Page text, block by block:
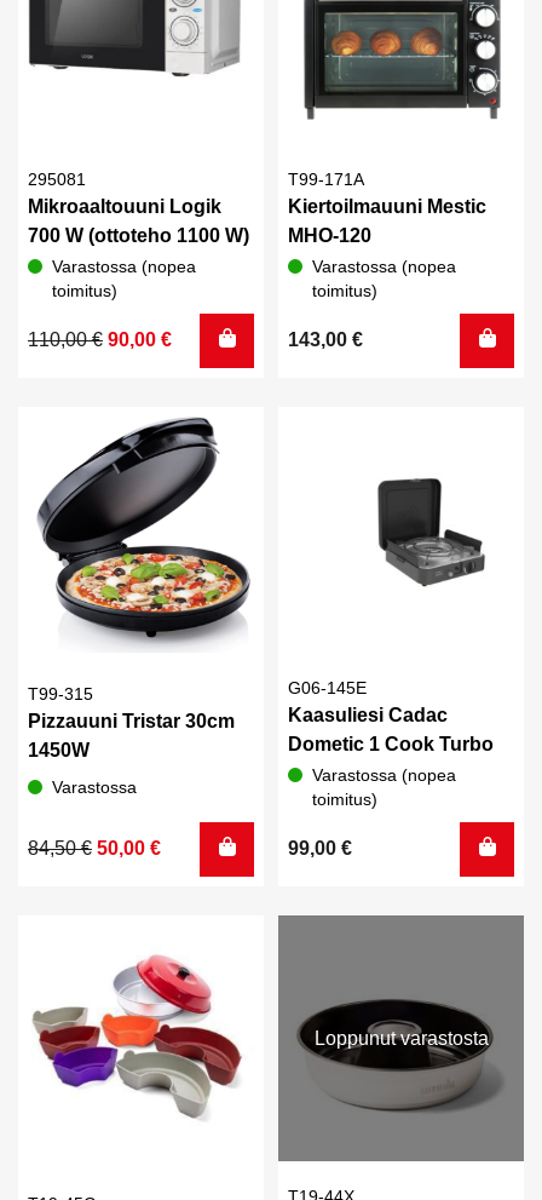
295081
Mikroaaltouuni Logik
700 W (ottoteho 1100 W)
Varastossa (nopea
toimitus)
110,00€
Alkuperäinen
90,00 €
Nykyinen
T99-171A
Kiertoilmauuni Mestic
MHO-120
Varastossa (nopea
toimitus)
143,00 €
T99-315
Pizzauuni Tristar 30cm
1450W
Varastossa
84,50€
Alkuperäinen
50,00 €
Nykyinen
G06-145E
Kaasuliesi Cadac
Dometic 1 Cook Turbo
Varastossa (nopea
toimitus)
99,00 €
Loppunut varastosta